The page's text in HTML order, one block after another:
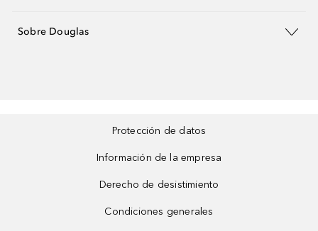
Sobre Douglas
Protección de datos
Información de la empresa
Derecho de desistimiento
Condiciones generales